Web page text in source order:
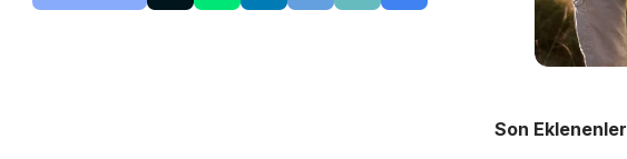
Son Eklenenler